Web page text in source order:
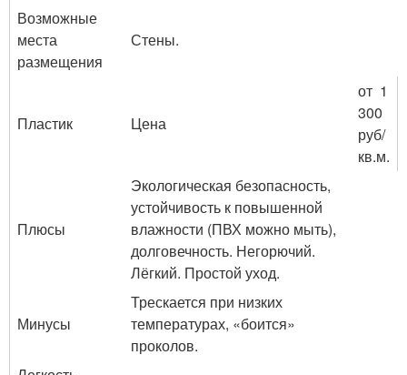
Возможные
места
размещения
Стены.
Пластик Цена
от 1
300
руб/
кв.м.
Плюсы
Экологическая безопасность,
устойчивость к повышенной
влажности (ПВХ можно мыть),
долговечность. Негорючий.
Лёгкий. Простой уход.
Минусы
Трескается при низких
температурах, «боится»
проколов.